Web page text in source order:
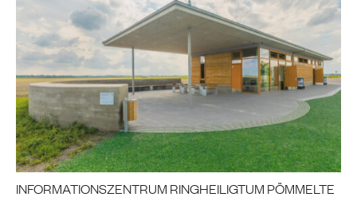
INFORMATIONSZENTRUM RINGHEILIGTUM PÖMMELTE